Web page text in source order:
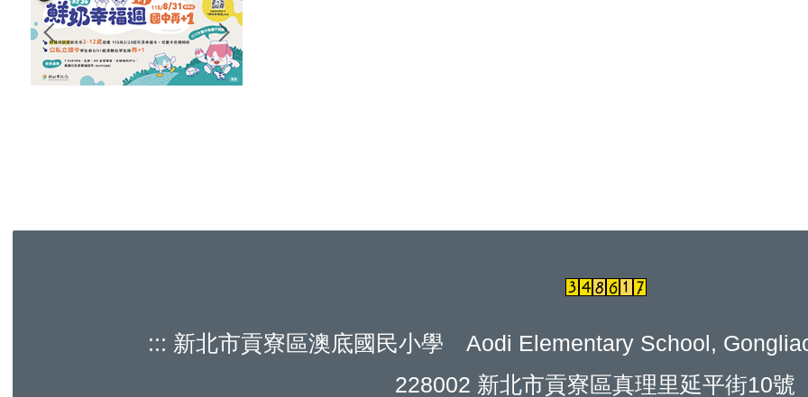
::: 新北市貢寮區澳底國民小學 Aodi Elementary School,
228002 新北市貢寮區真理里延平街10號